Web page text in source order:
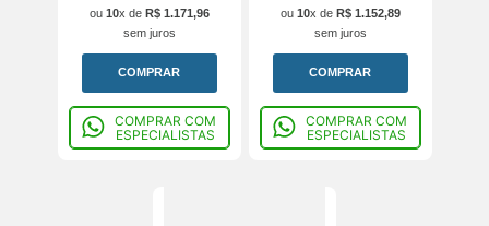
ou 10x de R$ 1.171,96
sem juros
COMPRAR
COMPRAR COM
ESPECIALISTAS
ou 10x de R$ 1.152,89
sem juros
COMPRAR
COMPRAR COM
ESPECIALISTAS